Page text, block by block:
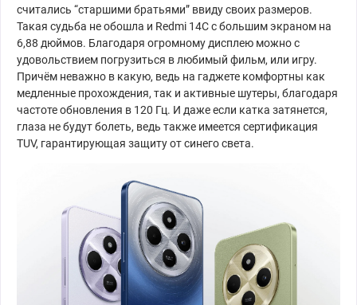
считались “старшими братьями” ввиду своих размеров.
Такая судьба не обошла и Redmi 14C с большим экраном на
6,88 дюймов. Благодаря огромному дисплею можно с
удовольствием погрузиться в любимый фильм, или игру.
Причём неважно в какую, ведь на гаджете комфортны как
медленные прохождения, так и активные шутеры, благодаря
частоте обновления в 120 Гц. И даже если катка затянется,
глаза не будут болеть, ведь также имеется сертификация
TUV, гарантирующая защиту от синего света.